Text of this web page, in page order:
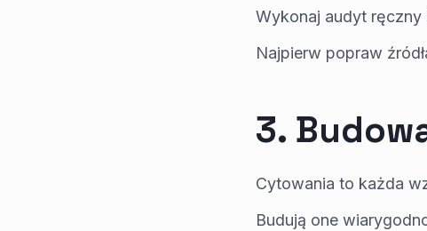
Wykonaj audyt ręczny
Najpierw popraw
3.
Cytowania to każda
Budują one